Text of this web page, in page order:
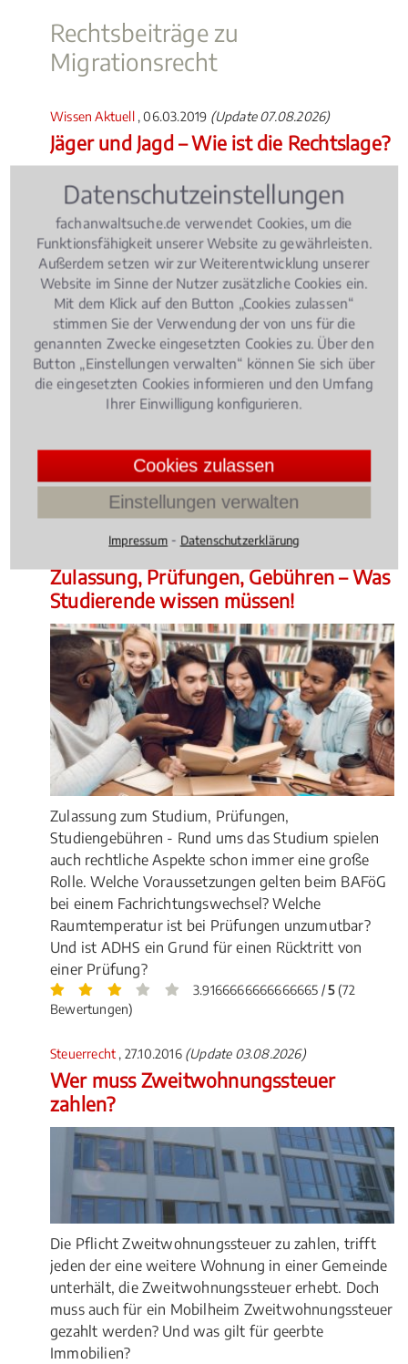
Rechtsbeiträge zu
Migrationsrecht
Wissen Aktuell , 06.03.2019 (Update 07.08.2026)
Jäger und Jagd – Wie ist die Rechtslage?
Die Zahl der Jäger nimmt in Deutschland stetig zu.
Ob Jagdunfälle, Schäden bei der Treibjagd oder der
Herausforderung.
4.014598540145985 /5(137
Bewertungen)
Wissen Aktuell, 05.02.2021(Update 05.08.2026)
Zulassung, Prüfungen, Gebühren – Was
Studierende wissen müssen!
Zulassung zum Studium, Prüfungen,
Studiengebühren - Rund ums das Studium spielen
auch rechtliche Aspekte schon immer eine große
Rolle. Welche Voraussetzungen gelten beim BAFöG
bei einem Fachrichtungswechsel? Welche
Raumtemperatur ist bei Prüfungen unzumutbar?
Und ist ADHS ein Grund für einen Rücktritt von
einer Prüfung?
3.9166666666666665 /5(72
Bewertungen)
Steuerrecht , 27.10.2016 (Update 03.08.2026)
Wer muss Zweitwohnungssteuer
zahlen?
Die Pflicht Zweitwohnungssteuer zu zahlen, trifft
jeden der eine weitere Wohnung in einer Gemeinde
unterhält, die Zweitwohnungssteuer erhebt. Doch
muss auch für ein Mobilheim Zweitwohnungssteuer
gezahlt werden? Und was gilt für geerbte
Immobilien?
Datenschutzeinstellungen
fachanwaltsuche.de verwendet Cookies, um die
Funktionsfähigkeit unserer Website zu gewährleisten.
Außerdem setzen wir zur Weiterentwicklung unserer
Website im Sinne der Nutzer zusätzliche Cookies ein.
Mit dem Klick auf den Button „Cookies zulassen“
stimmen Sie der Verwendung der von uns für die
genannten Zwecke eingesetzten Cookies zu. Über den
Button „Einstellungen verwalten“ können Sie sich über
die eingesetzten Cookies informieren und den Umfang
Ihrer Einwilligung konfigurieren.
Cookies zulassen
Einstellungen verwalten
Impressum ⁃ Datenschutzerklärung